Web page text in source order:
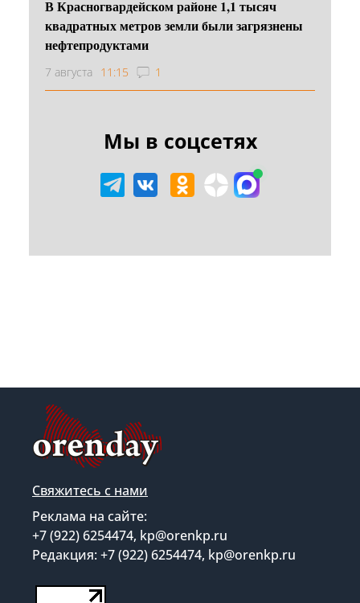
В Красногвардейском районе 1,1 тысяч
квадратных метров земли были загрязнены
нефтепродуктами
7 августа 11:15 1
Мы в соцсетях
Свяжитесь с нами
Реклама на сайте:
+7 (922) 6254474, kp@orenkp.ru
Редакция: +7 (922) 6254474, kp@orenkp.ru